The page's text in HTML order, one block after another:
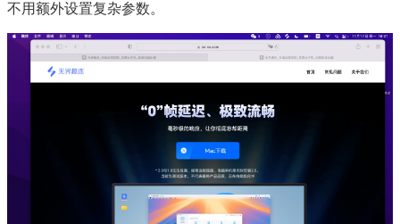
不用额外设置复杂参数。